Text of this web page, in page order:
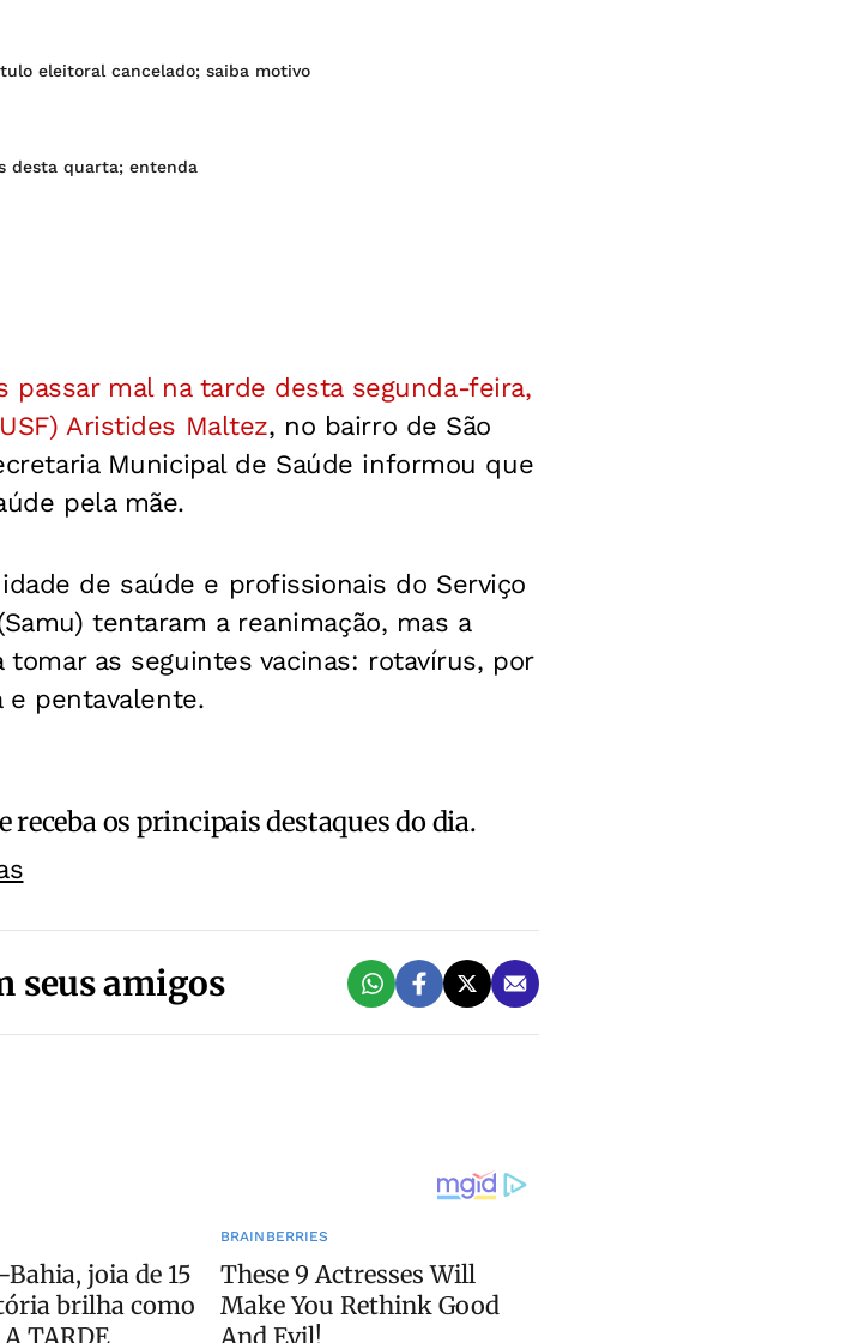
eleitoral cancelado; saiba motivo
desta quarta; entenda
passar mal na tarde desta segunda-feira,
Aristides Maltez, no bairro de São
Municipal de Saúde informou que
pela mãe.
de saúde e profissionais do Serviço
tentaram a reanimação, mas a
as seguintes vacinas: rotavírus, por
e pentavalente.
receba os principais destaques do dia.
seus amigos